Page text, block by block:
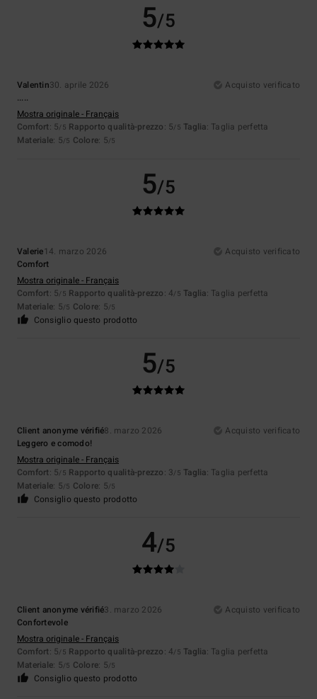
5/5
Valentin30. aprile 2026
Acquisto verificato
.....
Mostra originale - Français
Comfort: 5/5 Rapporto qualità-prezzo: 5/5 Taglia: Taglia perfetta
Materiale: 5/5 Colore: 5/5
5/5
Valerie14. marzo 2026
Acquisto verificato
Comfort
Mostra originale - Français
Comfort: 5/5 Rapporto qualità-prezzo: 4/5 Taglia: Taglia perfetta
Materiale: 5/5 Colore: 5/5
Consiglio questo prodotto
5/5
Client anonyme vérifié8. marzo 2026
Acquisto verificato
Leggero e comodo!
Mostra originale - Français
Comfort: 5/5 Rapporto qualità-prezzo: 3/5 Taglia: Taglia perfetta
Materiale: 5/5 Colore: 5/5
Consiglio questo prodotto
4/5
Client anonyme vérifié3. marzo 2026
Acquisto verificato
Confortevole
Mostra originale - Français
Comfort: 5/5 Rapporto qualità-prezzo: 4/5 Taglia: Taglia perfetta
Materiale: 5/5 Colore: 5/5
Consiglio questo prodotto